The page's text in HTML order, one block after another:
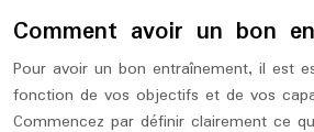
Comment avoir un bon
Pour avoir un bon entraînement, il est
fonction de vos objectifs et de vos
Commencez par définir clairement ce